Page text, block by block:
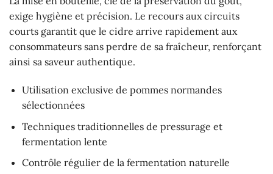
exige hygiène et précision. Le recours aux circuits
courts garantit que le cidre arrive rapidement aux
consommateurs sans perdre de sa fraîcheur, renforçant
ainsi sa saveur authentique.
Utilisation exclusive de pommes normandes
sélectionnées
Techniques traditionnelles de pressurage et
fermentation lente
Contrôle régulier de la fermentation naturelle